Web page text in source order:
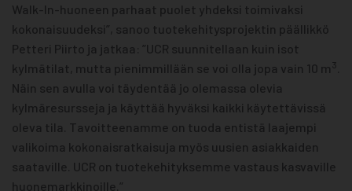
Walk-In-huoneen parhaat puolet yhdeksi toimivaksi
kokonaisuudeksi”, sanoo tuotekehitysprojektin päällikkö
Petteri Piirto ja jatkaa: ”UCR suunnitellaan kuin isot
kylmätilat, mutta pienimmillään se voi olla jopa vain 10 m 3
Näin sen avulla voi täydentää jo olemassa olevia
kylmäresursseja ja käyttää hyväksi kaikki käytettävissä
oleva tila. Tavoitteenamme on tuoda entistä laajempi
valikoima kokonaisratkaisuja myös uusien asiakkaiden
saataville. UCR on tuotekehityksemme vastaus kasvaville
huonemarkkinoille.”